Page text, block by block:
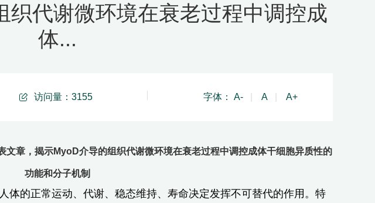
织代谢微环境在衰老过程中调控成
体...
访问量： 3155 字体： A- A A+
章，揭示MyoD介导的组织代谢微环境在衰老过程中调控成体干细胞异质性的
功能和分子机制
体的正常运动、代谢、稳态维持、寿命决定发挥不可替代的作用。特